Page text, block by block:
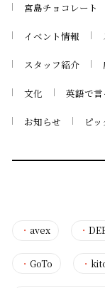
宮島チョコレート
イベント情報
スタッフ紹介
文化 英語で言
お知らせ ピ
・ avex ・
・ GoTo ・